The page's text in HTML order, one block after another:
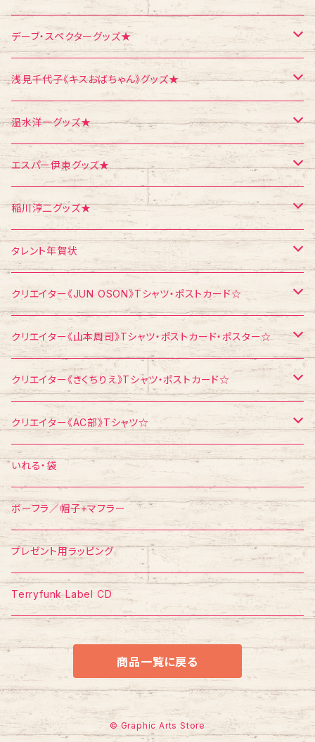
エコバッグ
ポストカード
ポスター
クリスマス
お面
飛び出すカード
メモ帳
Tシャツ
ポストカード
シール
メモ帳
CD
デーブ・スペクターグッズ★
ポストカード
浅見千代子《キスおばちゃん》グッズ★
Tシャツ
ポストカード
温水洋一グッズ★
ポスター
ポストカード
エスパー伊東グッズ★
Tシャツ
ポストカード
メモ帳
稲川淳二グッズ★
Tシャツ
ポストカード
タレント年賀状
江頭2：50
稲川淳二
浅見千代子
エスパー伊東
クリエイター《JUN OSON》Tシャツ・ポストカード☆
Tシャツ
ポストカード
クリエイター《山本周司》Tシャツ・ポストカード・ポスター☆
Tシャツ
ポストカード
ポスター
クリエイター《きくちりえ》Tシャツ・ポストカード☆
Tシャツ
ポストカード
クリエイター《AC部》Tシャツ☆
Tシャツ
いれる・袋
ボーフラ／帽子+マフラー
プレゼント用ラッピング
Terryfunk Label CD
商品一覧に戻る
© Graphic Arts Store